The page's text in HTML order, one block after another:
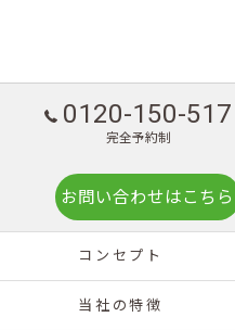
0120-150-517
完全予約制
お問い合わせはこちら
コンセプト
当社の特徴